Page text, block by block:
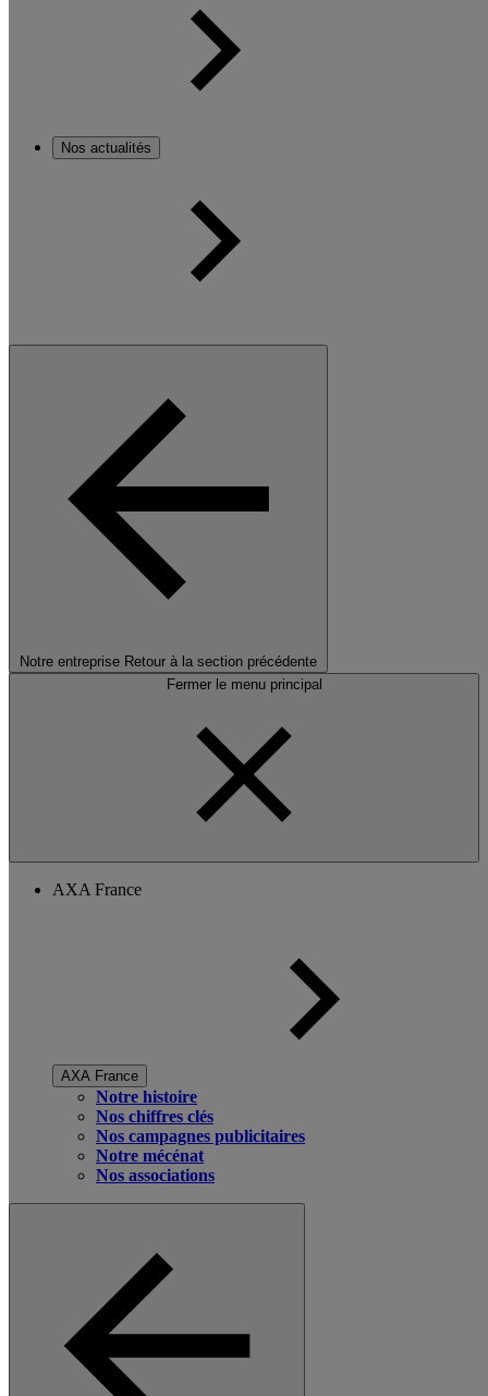
Nos actualités
Notre entreprise Retour à la section précédente
Fermer le menu principal
AXA France
AXA France
Notre histoire
Nos chiffres clés
Nos campagnes publicitaires
Notre mécénat
Nos associations